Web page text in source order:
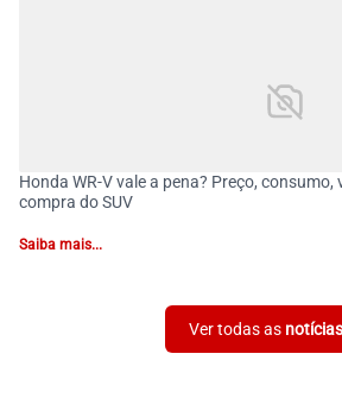
Honda WR-V vale a pena? Preço, consumo,
compra do SUV
Saiba mais...
Ver todas as notícias